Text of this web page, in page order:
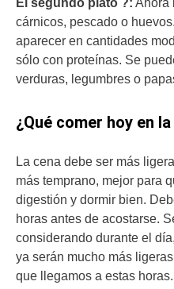
El segundo plato ?: Ahora
cárnicos, pescado o
aparecer en cantidades
sólo con proteínas. Se
verduras, legumbres o
¿Qué comer hoy en
La cena debe ser más
más temprano, mejor para
digestión y dormir bien.
horas antes de acostarse.
considerando durante el
ya serán mucho más
que llegamos a estas horas.